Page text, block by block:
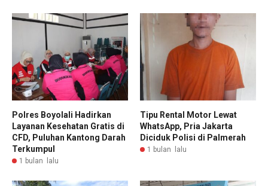
Polres Boyolali Hadirkan
Layanan Kesehatan Gratis di
CFD, Puluhan Kantong Darah
Terkumpul
1 bulan lalu
Tipu Rental Motor Lewat
WhatsApp, Pria Jakarta
Diciduk Polisi di Palmerah
1 bulan lalu